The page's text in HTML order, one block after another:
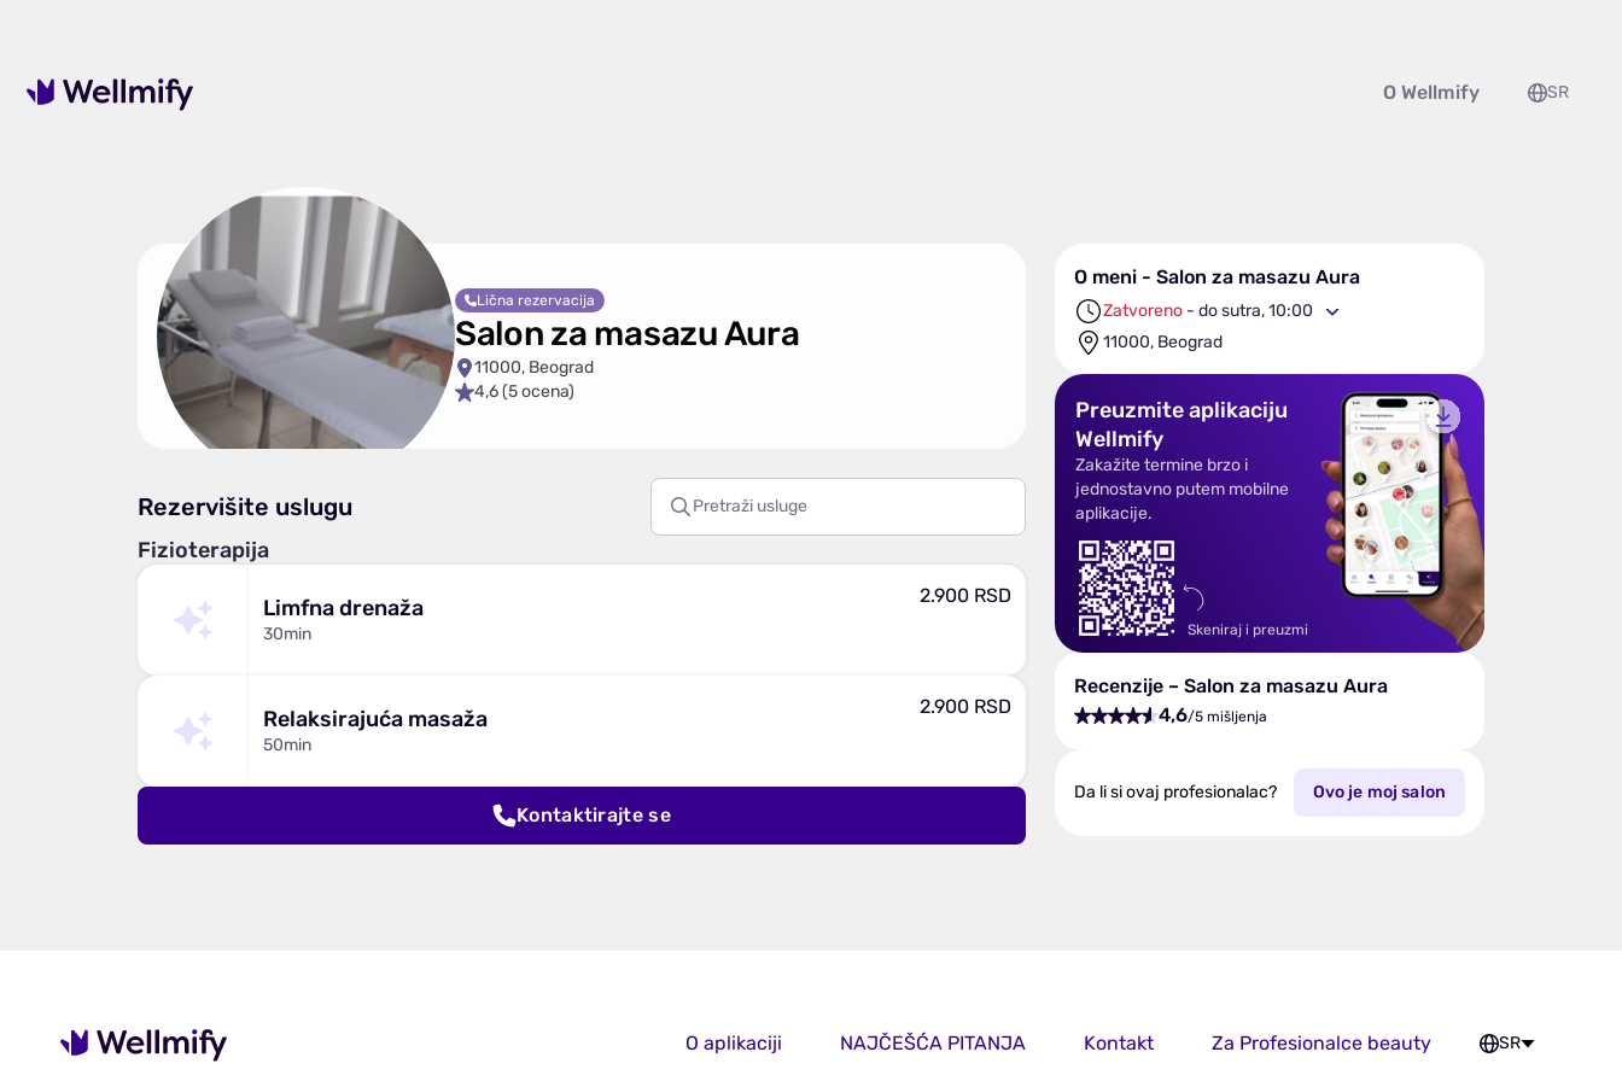
O Wellmify SR
Lična rezervacija
Salon za masazu Aura
11000, Beograd
4,6 (5 ocena)
Rezervišite uslugu
Fizioterapija
Limfna drenaža
30min
2.900 RSD
Relaksirajuća masaža
50min
2.900 RSD
Kontaktirajte se
O meni - Salon za masazu Aura
Zatvoreno - do sutra, 10:00
11000, Beograd
Preuzmite aplikaciju
Wellmify
Zakažite termine brzo i
jednostavno putem mobilne
aplikacije.
Skeniraj i preuzmi
Recenzije – Salon za masazu Aura
4,6/5 mišljenja
Da li si ovaj profesionalac? Ovo je moj salon
O aplikaciji NAJČEŠĆA PITANJA Kontakt Za Profesionalce beauty SR